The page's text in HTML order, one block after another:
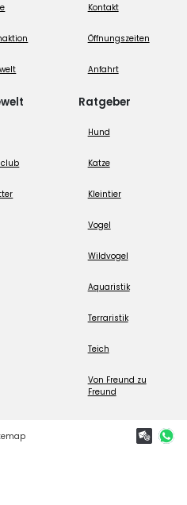
Kontakt
Öffnungszeiten
Anfahrt
Ratgeber
Hund
Katze
Kleintier
Vogel
Wildvogel
Aquaristik
Terraristik
Teich
Von Freund zu
Freund